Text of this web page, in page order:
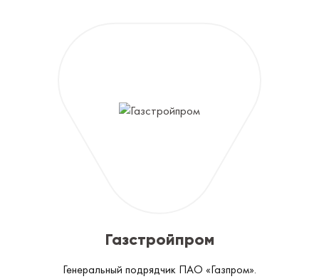
Газстройпром
Генеральный подрядчик ПАО «Газпром».